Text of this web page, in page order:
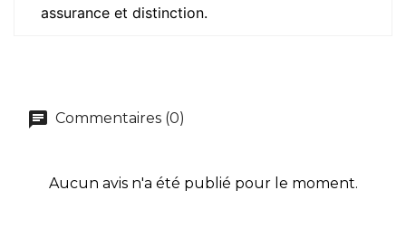
assurance et distinction.
Commentaires (0)
Aucun avis n'a été publié pour le moment.